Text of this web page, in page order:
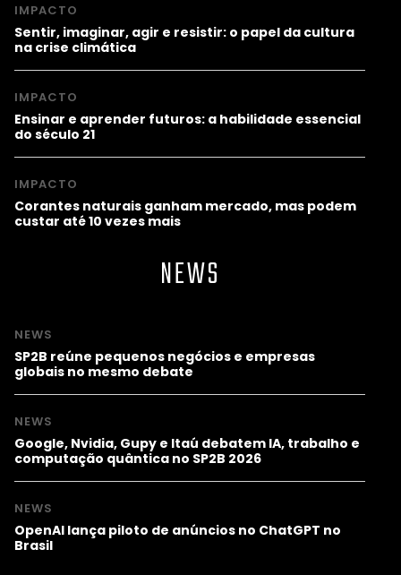
IMPACTO
Sentir, imaginar, agir e resistir: o papel da cultura
na crise climática
IMPACTO
Ensinar e aprender futuros: a habilidade essencial
do século 21
IMPACTO
Corantes naturais ganham mercado, mas podem
custar até 10 vezes mais
NEWS
NEWS
SP2B reúne pequenos negócios e empresas
globais no mesmo debate
NEWS
Google, Nvidia, Gupy e Itaú debatem IA, trabalho e
computação quântica no SP2B 2026
NEWS
OpenAI lança piloto de anúncios no ChatGPT no
Brasil